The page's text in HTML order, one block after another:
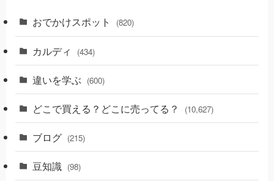
おでかけスポット (820)
カルディ (434)
違いを学ぶ (600)
どこで買える？どこに売ってる？ (10,627)
ブログ (215)
豆知識 (98)